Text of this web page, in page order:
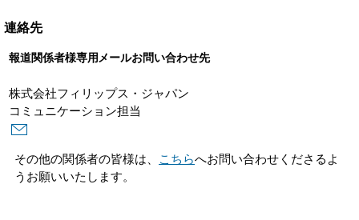
連絡先
報道関係者様専用メールお問い合わせ先
株式会社フィリップス・ジャパン
コミュニケーション担当
その他の関係者の皆様は、 こちらへお問い合わせくださるよ
うお願いいたします。